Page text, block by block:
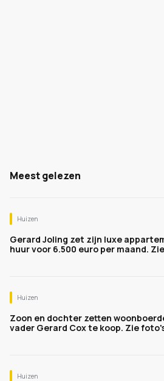
Meest gelezen
Huizen
Gerard Joling zet zijn luxe
huur voor 6.500 euro per maand.
Huizen
Zoon en dochter zetten
vader Gerard Cox te koop. Zie
Huizen